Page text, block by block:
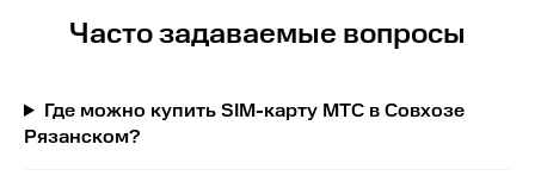
Часто задаваемые вопросы
Где можно купить SIM-карту МТС в Совхозе
Рязанском?